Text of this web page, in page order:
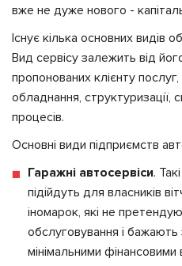
вже не дуже нового -
Існує кілька основних видів
Вид сервісу залежить від
пропонованих клієнту
обладнання, структуризації,
процесів.
Основні види підприємств
Гаражні автосервіси.
підійдуть для власників
іномарок, які не
обслуговування і
мінімальними фінансовими